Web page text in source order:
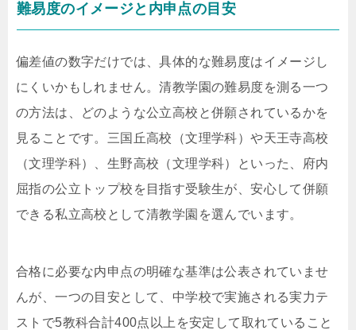
難易度のイメージと内申点の目安
偏差値の数字だけでは、具体的な難易度はイメージし
にくいかもしれません。清教学園の難易度を測る一つ
の方法は、どのような公立高校と併願されているかを
見ることです。三国丘高校（文理学科）や天王寺高校
（文理学科）、生野高校（文理学科）といった、府内
屈指の公立トップ校を目指す受験生が、安心して併願
できる私立高校として清教学園を選んでいます。
合格に必要な内申点の明確な基準は公表されていませ
んが、一つの目安として、中学校で実施される実力テ
ストで5教科合計400点以上を安定して取れていること